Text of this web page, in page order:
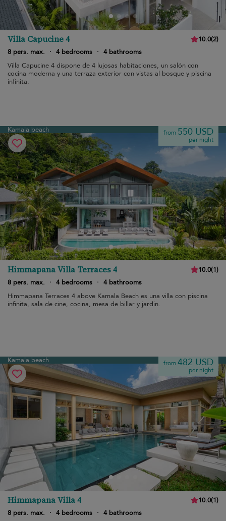
Villa Capucine 4 10.0(2)
8 pers. max.
· 4 bedrooms · 4 bathrooms
Villa Capucine 4 dispone de 4 lujosas habitaciones, un salón con
cocina moderna y una terraza exterior con vistas al bosque y piscina
infinita.
Kamala beach from 550 USD
per night
Himmapana Villa Terraces 4 10.0(1)
8 pers. max.
· 4 bedrooms · 4 bathrooms
Himmapana Terraces 4 above Kamala Beach es una villa con piscina
infinita, sala de cine, cocina, mesa de billar y jardín.
Kamala beach from482 USD
per night
Himmapana Villa 4 10.0(1)
8 pers. max.
· 4 bedrooms · 4 bathrooms